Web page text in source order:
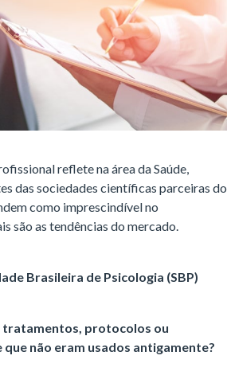
reflete na área da Saúde,
das sociedades científicas parceiras do
como imprescindível no
são as tendências do mercado.
Brasileira de Psicologia (SBP)
tratamentos, protocolos ou
não eram usados antigamente?